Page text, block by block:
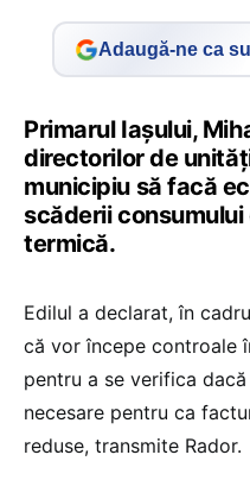
Adaugă-ne ca
Primarul Iașului,
directorilor de
municipiu să facă
scăderii
termică.
Edilul a declarat, în
că vor începe controale
pentru a se verifica
necesare pentru ca
reduse, transmite Rador.